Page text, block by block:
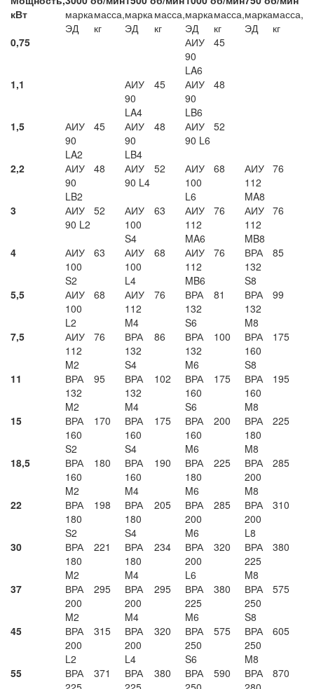
кВт
марка
ЭД
масса,
кг
марка
ЭД
масса,
кг
марка
ЭД
масса,
кг
марка
ЭД
масса,
кг
0,75
АИУ
90
LA6
45
1,1
АИУ
90
LA4
45
АИУ
90
LB6
48
1,5
АИУ
90
LA2
45
АИУ
90
LB4
48
АИУ
90 L6
52
2,2
АИУ
90
LB2
48
АИУ
90 L4
52
АИУ
100
L6
68
АИУ
112
MA8
76
3
АИУ
90 L2
52
АИУ
100
S4
63
АИУ
112
MA6
76
АИУ
112
MB8
76
4
АИУ
100
S2
63
АИУ
100
L4
68
АИУ
112
MB6
76
ВРА
132
S8
85
5,5
АИУ
100
L2
68
АИУ
112
M4
76
ВРА
132
S6
81
ВРА
132
M8
99
7,5
АИУ
112
M2
76
ВРА
132
S4
86
ВРА
132
M6
100
ВРА
160
S8
175
11
ВРА
132
M2
95
ВРА
132
M4
102
ВРА
160
S6
175
ВРА
160
M8
195
15
ВРА
160
S2
170
ВРА
160
S4
175
ВРА
160
M6
200
ВРА
180
M8
225
18,5
ВРА
160
M2
180
ВРА
160
M4
190
ВРА
180
M6
225
ВРА
200
M8
285
22
ВРА
180
S2
198
ВРА
180
S4
205
ВРА
200
M6
285
ВРА
200
L8
310
30
ВРА
180
M2
221
ВРА
180
M4
234
ВРА
200
L6
320
ВРА
225
M8
380
37
ВРА
200
M2
295
ВРА
200
M4
295
ВРА
225
M6
380
ВРА
250
S8
575
45
ВРА
200
L2
315
ВРА
200
L4
320
ВРА
250
S6
575
ВРА
250
M8
605
55
ВРА
371
ВРА
380
ВРА
590
ВРА
870